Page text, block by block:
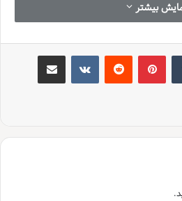
را برای مهمانان خود فراهم کند. این
با ارائه خدمات باکیفیت و پرسنل
بیشتر
‫تامبلر ‫پین‌ترست‫رددیت ‫VKontakteاشتراک گذاری از طریق ایمیل
.